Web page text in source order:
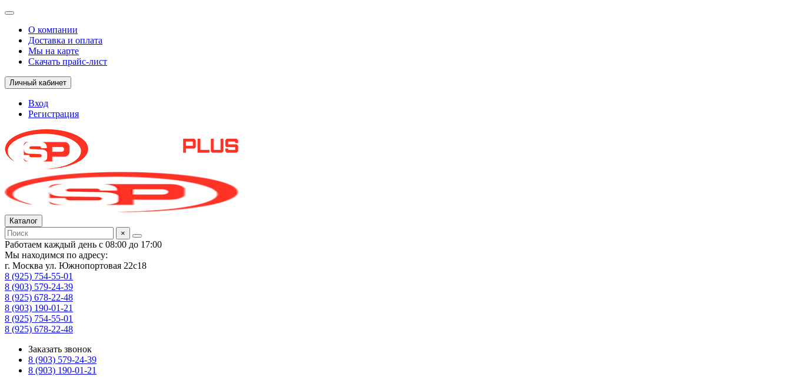
О компании
Доставка и оплата
Мы на карте
Скачать прайс-лист
Личный кабинет
Вход
Регистрация
Каталог
×
Работаем каждый день с 08:00 до 17:00
Мы находимся по адресу:
г. Москва ул. Южнопортовая 22с18
8 (925) 754-55-01
8 (903) 579-24-39
8 (925) 678-22-48
8 (903) 190-01-21
8 (925) 754-55-01
8 (925) 678-22-48
Заказать звонок
8 (903) 579-24-39
8 (903) 190-01-21